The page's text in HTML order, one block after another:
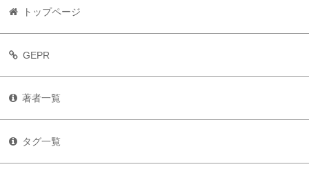
トップページ
GEPR
著者一覧
タグ一覧